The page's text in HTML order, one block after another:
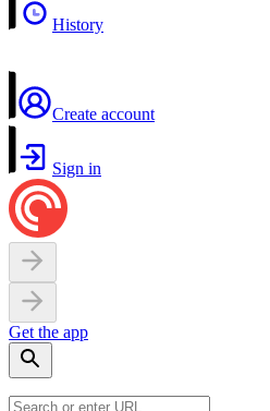
History
Create account
Sign in
Get the app